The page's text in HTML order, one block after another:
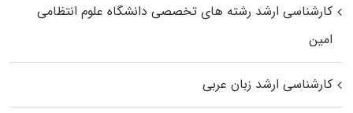
کارشناسی ارشد رﺷﺘﻪ ﻫﺎی تخصصی داﻧﺸﮕﺎه ﻋﻠﻮم انتظامی
اﻣﻴﻦ
کارشناسی ارشد زبان عربی